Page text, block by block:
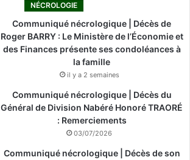
NÉCROLOGIE
Communiqué nécrologique | Décès de
Roger BARRY : Le Ministère de l’Économie et
des Finances présente ses condoléances à
la famille
il y a 2 semaines
Communiqué nécrologique | Décès du
Général de Division Nabéré Honoré TRAORÉ
: Remerciements
03/07/2026
Communiqué nécrologique | Décès de son